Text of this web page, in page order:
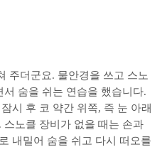
주더군요. 물안경을 쓰고 스노
숨을 쉬는 연습을 했습니다.
시 후 코 약간 위쪽, 즉 눈 아래
노클 장비가 없을 때는 손과
내밀어 숨을 쉬고 다시 떠오를